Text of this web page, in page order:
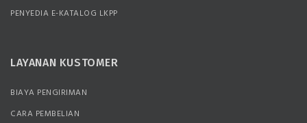
PENYEDIA E-KATALOG LKPP
LAYANAN KUSTOMER
BIAYA PENGIRIMAN
CARA PEMBELIAN